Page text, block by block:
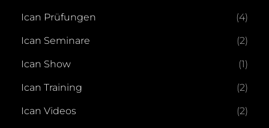
Ican Prüfungen (4)
Ican Seminare (2)
Ican Show (1)
Ican Training (2)
Ican Videos (2)